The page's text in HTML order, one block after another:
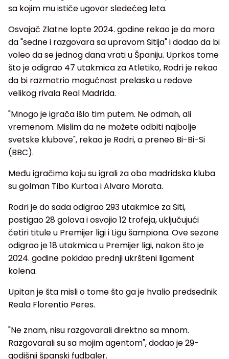
sa kojim mu ističe ugovor sledećeg leta.
Osvajač Zlatne lopte 2024. godine rekao je da mora
da "sedne i razgovara sa upravom Sitija" i dodao da bi
voleo da se jednog dana vrati u Španiju. Uprkos tome
što je odigrao 47 utakmica za Atletiko, Rodri je rekao
da bi razmotrio mogućnost prelaska u redove
velikog rivala Real Madrida.
"Mnogo je igrača išlo tim putem. Ne odmah, ali
vremenom. Mislim da ne možete odbiti najbolje
svetske klubove", rekao je Rodri, a preneo Bi-Bi-Si
(BBC).
Među igračima koju su igrali za oba madridska kluba
su golman Tibo Kurtoa i Alvaro Morata.
Rodri je do sada odigrao 293 utakmice za Siti,
postigao 28 golova i osvojio 12 trofeja, uključujući
četiri titule u Premijer ligi i Ligu šampiona. Ove sezone
odigrao je 18 utakmica u Premijer ligi, nakon što je
2024. godine pokidao prednji ukršteni ligament
kolena.
Upitan je šta misli o tome što ga je hvalio predsednik
Reala Florentio Peres.
"Ne znam, nisu razgovarali direktno sa mnom.
Razgovarali su sa mojim agentom", dodao je 29-
godišnji španski fudbaler.